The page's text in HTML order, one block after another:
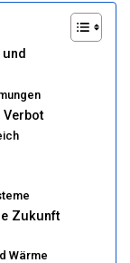
Verbot
Zukunft
Wärme